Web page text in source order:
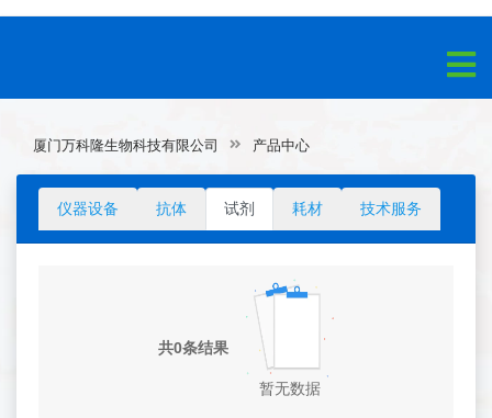
厦门万科隆生物科技有限公司 产品中心
仪器设备 抗体 试剂 耗材 技术服务
共0条结果
暂无数据